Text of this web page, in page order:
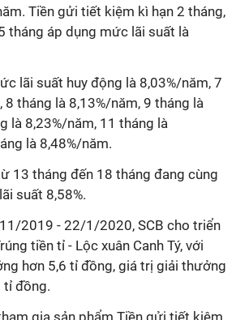
Tiền gửi tiết kiệm kì hạn 2 tháng,
tháng áp dụng mức lãi suất là
lãi suất huy động là 8,03%/năm, 7
8 tháng là 8,13%/năm, 9 tháng là
là 8,23%/năm, 11 tháng là
là 8,48%/năm.
13 tháng đến 18 tháng đang cùng
suất 8,58%.
2019 - 22/1/2020, SCB cho triển
tiền tỉ - Lộc xuân Canh Tý, với
hơn 5,6 tỉ đồng, giá trị giải thưởng
tỉ đồng.
gia sản phẩm Tiền gửi tiết kiệm